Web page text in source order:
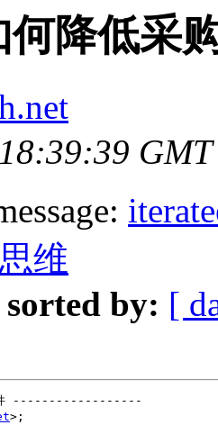
何降低采
维
sorted by: [
------------------
>;